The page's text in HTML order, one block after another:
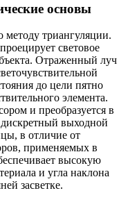
основы
триангуляции.
световое
Отраженный луч
до цели пятно
элемента.
и преобразуется в
выходной
в отличие от
применяемых в
высокую
и угла наклона
засветке.